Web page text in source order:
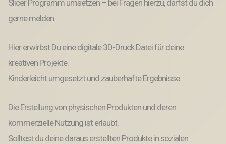
Slicer Programm umsetzen – bei Fragen hierzu, darfst du dich
gerne melden.
Hier erwirbst Du eine digitale 3D-Druck Datei für deine
kreativen Projekte.
Kinderleicht umgesetzt und zauberhafte Ergebnisse.
Die Erstellung von physischen Produkten und deren
kommerzielle Nutzung ist erlaubt.
Solltest du deine daraus erstellten Produkte in sozialen